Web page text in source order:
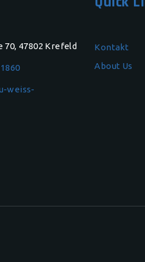
47802 Krefeld
weiss-
Kontakt
About Us